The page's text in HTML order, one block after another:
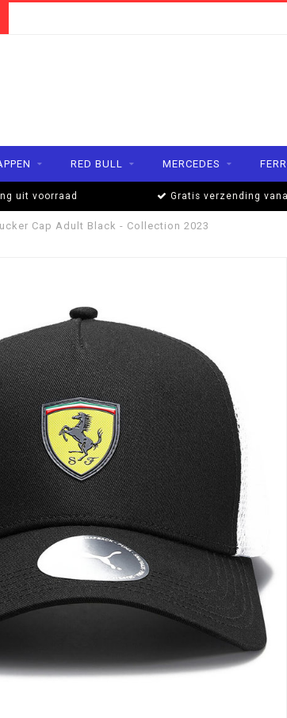
RED BULL MERCEDES
uit voorraad Gratis verzending
Cap Adult Black - Collection 2023